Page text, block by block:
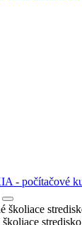
stredisko